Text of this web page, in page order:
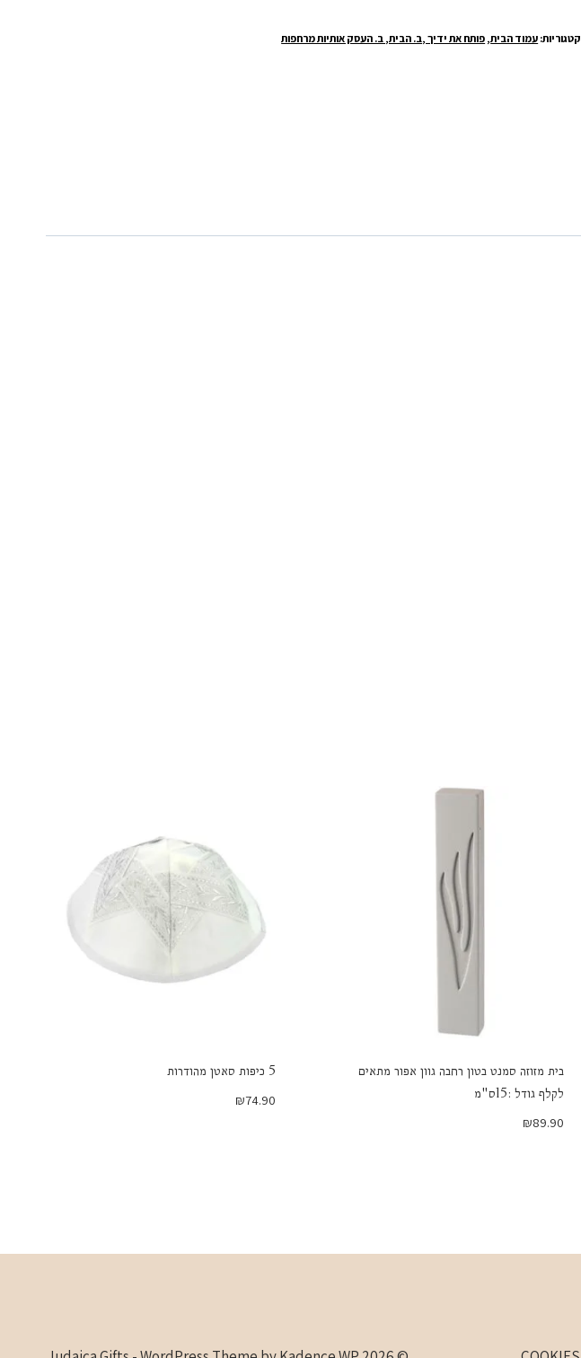
קטגוריות: עמוד הבית, פותח את ידיך ,ב. הבית, ב. העסק אותיות מרחפות
בית מזוזה סמנט בטון רחבה גוון אפור מתאים
לקלף גודל :15ס"מ
₪89.90
5 כיפות סאטן מהודרות
₪74.90